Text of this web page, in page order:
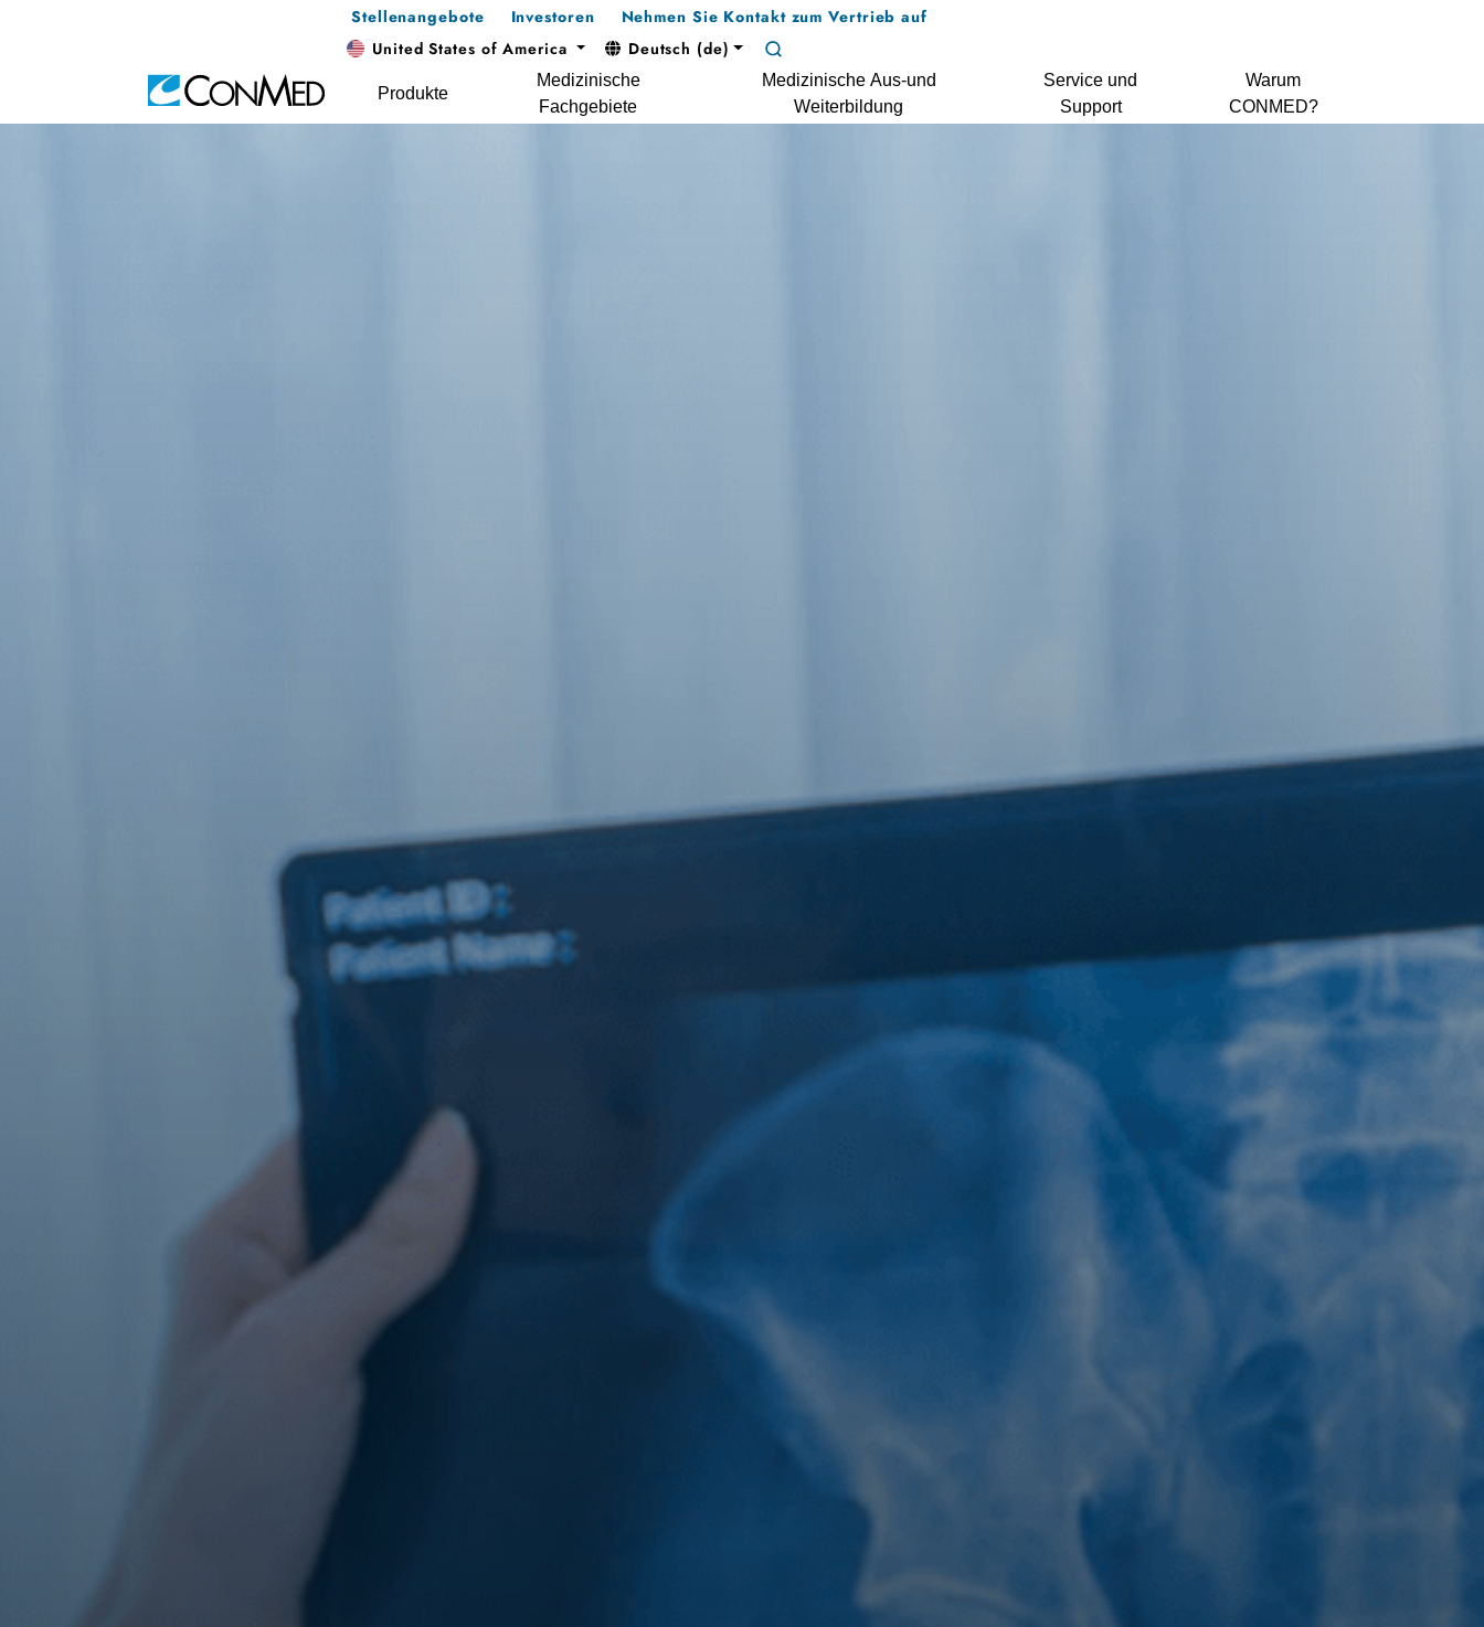
Produkte
Medizinische
Fachgebiete
Medizinische Aus-und
Weiterbildung
Service und
Support
Warum
CONMED?
Stellenangebote Investoren
Nehmen Sie Kontakt zum Vertrieb auf
United States of America
Deutsch (de)